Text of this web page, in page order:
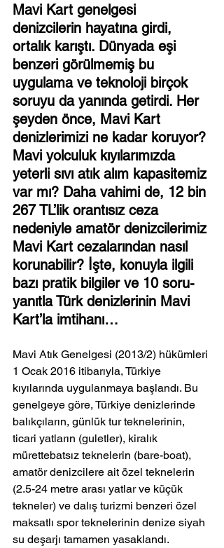
Mavi Kart genelgesi
denizcilerin hayatına girdi,
ortalık karıştı. Dünyada eşi
benzeri görülmemiş bu
uygulama ve teknoloji birçok
soruyu da yanında getirdi. Her
şeyden önce, Mavi Kart
denizlerimizi ne kadar koruyor?
Mavi yolculuk kıyılarımızda
yeterli sıvı atık alım kapasitemiz
var mı? Daha vahimi de, 12 bin
267 TL’lik orantısız ceza
nedeniyle amatör denizcilerimiz
Mavi Kart cezalarından nasıl
korunabilir? İşte, konuyla ilgili
bazı pratik bilgiler ve 10 soru-
yanıtla Türk denizlerinin Mavi
Kart’la imtihanı…
Mavi Atık Genelgesi (2013/2) hükümleri
1 Ocak 2016 itibarıyla, Türkiye
kıyılarında uygulanmaya başlandı. Bu
genelgeye göre, Türkiye denizlerinde
balıkçıların, günlük tur teknelerinin,
ticari yatların (guletler), kiralık
mürettebatsız teknelerin (bare-boat),
amatör denizcilere ait özel teknelerin
(2.5-24 metre arası yatlar ve küçük
tekneler) ve dalış turizmi benzeri özel
maksatlı spor teknelerinin denize siyah
su deşarjı tamamen yasaklandı.